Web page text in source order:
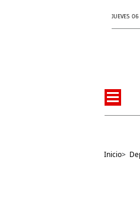
JUEVES
Inicio>